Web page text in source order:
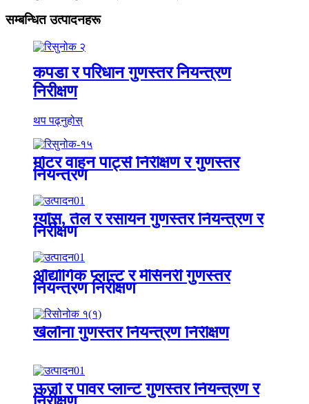
सम्बन्धित उत्पादनहरू
कपडा र परिधान गुणस्तर नियन्त्रण
निरीक्षण
थप पढ्नुहोस्
मोटर वाहन पार्ट्स निरीक्षण र गुणस्तर
नियन्त्रण
ग्याँस, तेल र रसायन गुणस्तर नियन्त्रण र
निरीक्षण
औद्योगिक प्लान्ट र मेसिनरी गुणस्तर
नियन्त्रण निरीक्षण
खेलौना गुणस्तर नियन्त्रण निरीक्षण
ऊर्जा र पावर प्लान्ट गुणस्तर नियन्त्रण र